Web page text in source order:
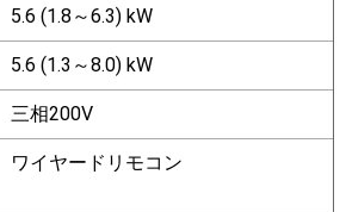
5.6 (1.8～6.3) kW
5.6 (1.3～8.0) kW
三相200V
ワイヤードリモコン